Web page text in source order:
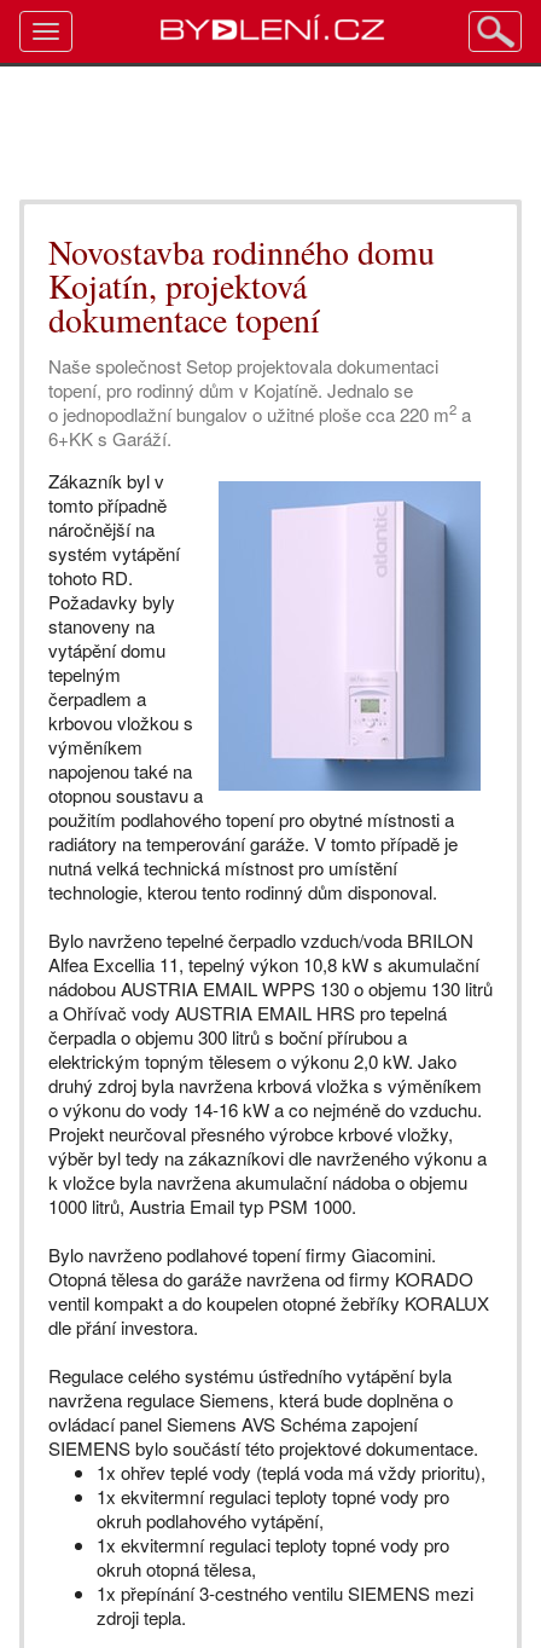
Novostavba rodinného domu
Kojatín, projektová
dokumentace topení
Naše společnost Setop projektovala dokumentaci
topení, pro rodinný dům v Kojatíně. Jednalo se
o jednopodlažní bungalov o užitné ploše cca 220 m2 a
6+KK s Garáží.
Zákazník byl v
tomto případně
náročnější na
systém vytápění
tohoto RD.
Požadavky byly
stanoveny na
vytápění domu
tepelným
čerpadlem a
krbovou vložkou s
výměníkem
napojenou také na
otopnou soustavu a
použitím podlahového topení pro obytné místnosti a
radiátory na temperování garáže. V tomto případě je
nutná velká technická místnost pro umístění
technologie, kterou tento rodinný dům disponoval.
Bylo navrženo tepelné čerpadlo vzduch/voda BRILON
Alfea Excellia 11, tepelný výkon 10,8 kW s akumulační
nádobou AUSTRIA EMAIL WPPS 130 o objemu 130 litrů
a Ohřívač vody AUSTRIA EMAIL HRS pro tepelná
čerpadla o objemu 300 litrů s boční přírubou a
elektrickým topným tělesem o výkonu 2,0 kW. Jako
druhý zdroj byla navržena krbová vložka s výměníkem
o výkonu do vody 14-16 kW a co nejméně do vzduchu.
Projekt neurčoval přesného výrobce krbové vložky,
výběr byl tedy na zákazníkovi dle navrženého výkonu a
k vložce byla navržena akumulační nádoba o objemu
1000 litrů, Austria Email typ PSM 1000.
Bylo navrženo podlahové topení firmy Giacomini.
Otopná tělesa do garáže navržena od firmy KORADO
ventil kompakt a do koupelen otopné žebříky KORALUX
dle přání investora.
Regulace celého systému ústředního vytápění byla
navržena regulace Siemens, která bude doplněna o
ovládací panel Siemens AVS Schéma zapojení
SIEMENS bylo součástí této projektové dokumentace.
1x ohřev teplé vody (teplá voda má vždy prioritu),
1x ekvitermní regulaci teploty topné vody pro
okruh podlahového vytápění,
1x ekvitermní regulaci teploty topné vody pro
okruh otopná tělesa,
1x přepínání 3-cestného ventilu SIEMENS mezi
zdroji tepla.
Toggle
navigation